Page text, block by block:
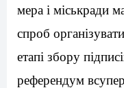
мера і міськради
спроб
етапі збору
референдум